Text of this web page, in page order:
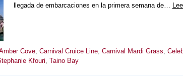
llegada de embarcaciones en la primera semana de…
Cove, Carnival Cruice Line, Carnival Mardi Grass,
Kfouri, Taino Bay